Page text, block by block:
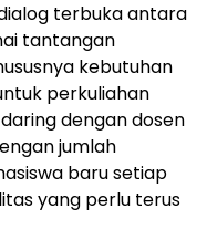
terbuka antara
tantangan
kebutuhan
perkuliahan
dengan dosen
jumlah
baru setiap
yang perlu terus